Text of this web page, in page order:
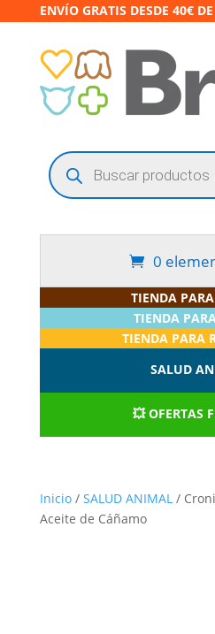
ENVÍO GRATIS DESDE 40€
Búsqueda
de
productos
0
TIENDA PARA
TIENDA
TIENDA PARA
SALUD
💥 OFERTAS
Inicio/ SALUD ANIMAL/
Aceite de Cáñamo